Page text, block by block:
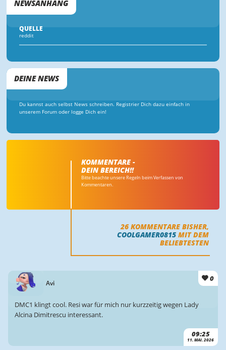
NEWSANHANG
QUELLE
reddit
DEINE NEWS
Du kannst auch selbst News schreiben. Registrier Dich dazu einfach in
unserem Forum oder logge Dich ein!
KOMMENTARE -
DEIN BEREICH!!
Bitte beachte unsere Regeln beim Verfassen von
Kommentaren.
26KOMMENTARE BISHER,
COOLGAMER0815 MIT DEM
BELIEBTESTEN
Avi
0
09:25
11. MAI. 2026
DMC1 klingt cool. Resi war für mich nur kurzzeitig wegen Lady
Alcina Dimitrescu interessant.